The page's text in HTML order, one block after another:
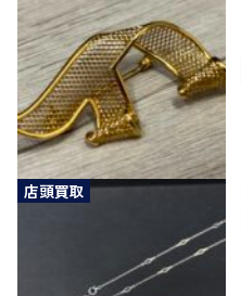
店頭買取